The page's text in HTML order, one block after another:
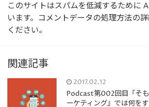
このサイトはスパムを低減するために
います。 コメントデータの処理方法の
ください。
関連記事
2017.02.12
Podcast第002回目「そ
ーケティング』では何を